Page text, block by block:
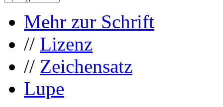
Mehr zur Schrift
// Lizenz
// Zeichensatz
Lupe